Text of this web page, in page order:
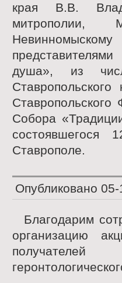
края В.В.
митрополии,
душа», из
Ставропольского
Собора
Ставрополе.
Опубликовано 05-
Благодарим
организацию